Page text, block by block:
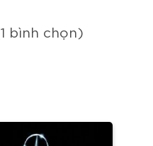
bình chọn)